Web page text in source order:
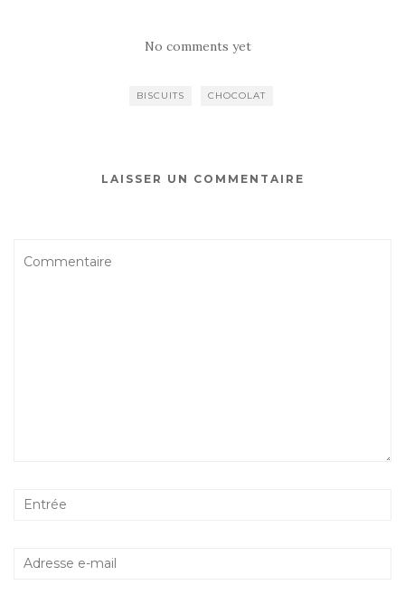
er
No comments yet
BISCUITS CHOCOLAT
LAISSER UN COMMENTAIRE